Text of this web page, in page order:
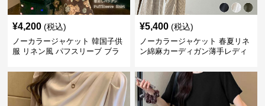
¥4,200 (税込)
ノーカラージャケット 韓国子供
服 リネン風 パフスリーブ ブラ
¥5,400 (税込)
ノーカラージャケット 春夏リネ
ン綿麻カーディガン薄手レディ